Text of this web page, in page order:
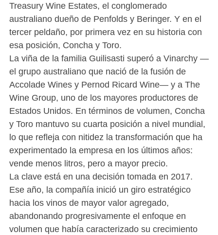
Treasury Wine Estates, el conglomerado
australiano dueño de Penfolds y Beringer. Y en el
tercer peldaño, por primera vez en su historia con
esa posición, Concha y Toro.
La viña de la familia Guilisasti superó a Vinarchy —
el grupo australiano que nació de la fusión de
Accolade Wines y Pernod Ricard Wine— y a The
Wine Group, uno de los mayores productores de
Estados Unidos. En términos de volumen, Concha
y Toro mantuvo su cuarta posición a nivel mundial,
lo que refleja con nitidez la transformación que ha
experimentado la empresa en los últimos años:
vende menos litros, pero a mayor precio.
La clave está en una decisión tomada en 2017.
Ese año, la compañía inició un giro estratégico
hacia los vinos de mayor valor agregado,
abandonando progresivamente el enfoque en
volumen que había caracterizado su crecimiento